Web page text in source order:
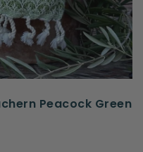
Peacock Green